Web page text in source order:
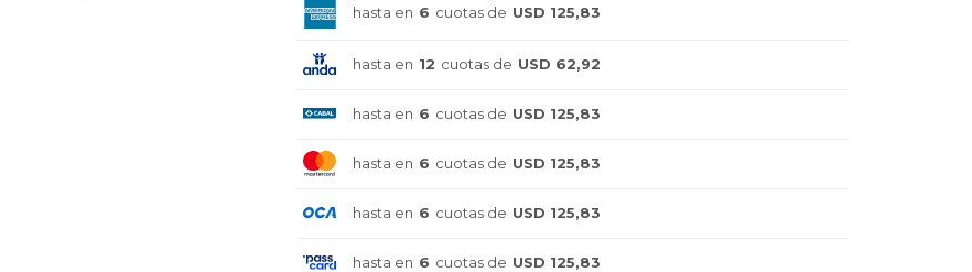
hasta en 6 cuotas de USD 125,83
hasta en 12 cuotas de USD 62,92
hasta en 6 cuotas de USD 125,83
hasta en 6 cuotas de USD 125,83
hasta en 6 cuotas de USD 125,83
hasta en 6 cuotas de USD 125,83